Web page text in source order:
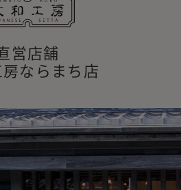
営店舗
ならまち店